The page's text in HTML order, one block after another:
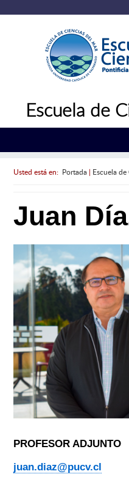
Escuela de
Usted está en: Portada| Escuela
Juan
PROFESOR ADJUNTO
juan.diaz@pucv.cl